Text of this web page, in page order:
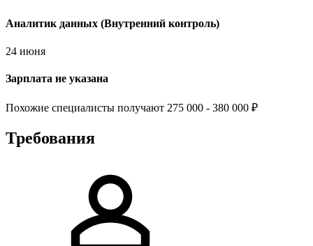
Аналитик данных (Внутренний контроль)
24 июня
Зарплата не указана
Похожие специалисты получают 275 000 - 380 000 ₽
Требования